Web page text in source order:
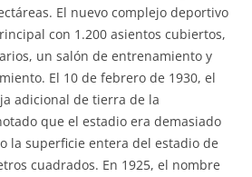
El nuevo complejo deportivo
con 1.200 asientos cubiertos,
un salón de entrenamiento y
El 10 de febrero de 1930, el
adicional de tierra de la
que el estadio era demasiado
la superficie entera del estadio de
cuadrados. En 1925, el nombre